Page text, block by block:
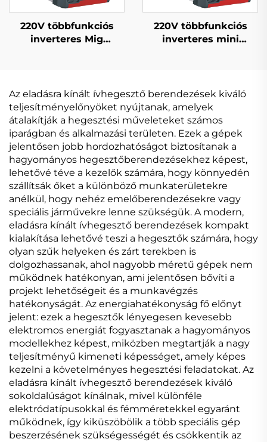
220V többfunkciós
inverteres Mig
hegesztőgép
220V többfunkciós
inverteres mini
Mig hegesztőgép
Az eladásra kínált ívhegesztő berendezések kiváló
teljesítményelőnyöket nyújtanak, amelyek
átalakítják a hegesztési műveleteket számos
iparágban és alkalmazási területen. Ezek a gépek
jelentősen jobb hordozhatóságot biztosítanak a
hagyományos hegesztőberendezésekhez képest,
lehetővé téve a kezelők számára, hogy könnyedén
szállítsák őket a különböző munkaterületekre
anélkül, hogy nehéz emelőberendezésekre vagy
speciális járművekre lenne szükségük. A modern,
eladásra kínált ívhegesztő berendezések kompakt
kialakítása lehetővé teszi a hegesztők számára, hogy
olyan szűk helyeken és zárt terekben is
dolgozhassanak, ahol nagyobb méretű gépek nem
működnek hatékonyan, ami jelentősen bővíti a
projekt lehetőségeit és a munkavégzés
hatékonyságát. Az energiahatékonyság fő előnyt
jelent: ezek a hegesztők lényegesen kevesebb
elektromos energiát fogyasztanak a hagyományos
modellekhez képest, miközben megtartják a nagy
teljesítményű kimeneti képességet, amely képes
kezelni a követelményes hegesztési feladatokat. Az
eladásra kínált ívhegesztő berendezések kiváló
sokoldalúságot kínálnak, mivel különféle
elektródatípusokkal és fémméretekkel egyaránt
működnek, így kiküszöbölik a több speciális gép
beszerzésének szükségességét és csökkentik az